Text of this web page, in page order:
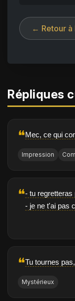
← Retour à
Répliques
❝Mec, ce qui
Impression
❝- tu regretteras
- je ne t'ai pas
❝Tu tournes
Mystérieux